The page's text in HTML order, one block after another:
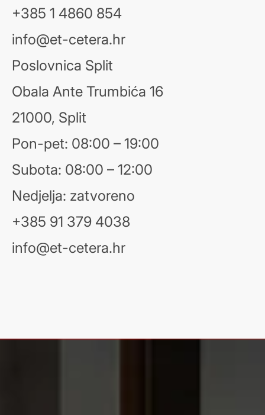
+385 1 4860 854
info@et-cetera.hr
Poslovnica Split
Obala Ante Trumbića 16
21000, Split
Pon-pet: 08:00 – 19:00
Subota: 08:00 – 12:00
Nedjelja: zatvoreno
+385 91 379 4038
info@et-cetera.hr